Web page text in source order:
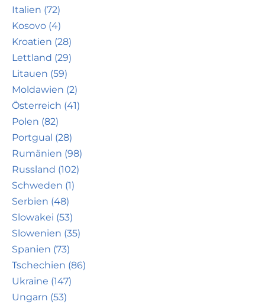
Italien (72)
Kosovo (4)
Kroatien (28)
Lettland (29)
Litauen (59)
Moldawien (2)
Österreich (41)
Polen (82)
Portgual (28)
Rumänien (98)
Russland (102)
Schweden (1)
Serbien (48)
Slowakei (53)
Slowenien (35)
Spanien (73)
Tschechien (86)
Ukraine (147)
Ungarn (53)